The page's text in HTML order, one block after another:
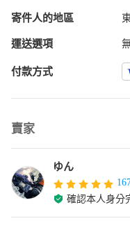
寄件人的地區
運送選項
付款方式
賣家
ゆん
確認本人身分